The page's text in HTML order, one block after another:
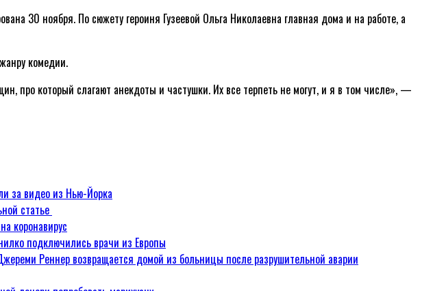
30 ноября. По сюжету героиня Гузеевой Ольга Николаевна главная дома и на работе, а
комедии.
про который слагают анекдоты и частушки. Их все терпеть не могут, и я в том числе», —
за видео из Нью-Йорка
статье
коронавирус
подключились врачи из Европы
Реннер возвращается домой из больницы после разрушительной аварии